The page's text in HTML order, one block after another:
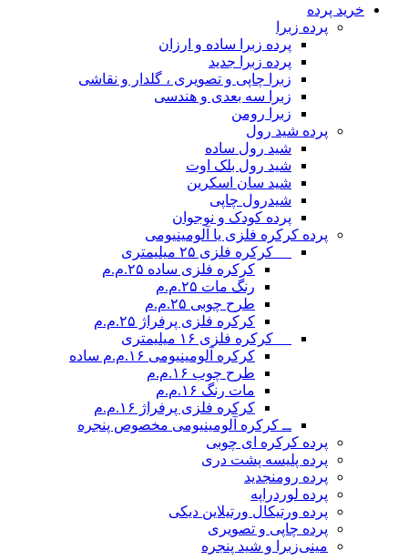
خرید پرده
پرده زبرا
پرده زبرا ساده و ارزان
پرده زبرا جدید
زبرا چاپی و تصویری ، گلدار و نقاشی
زبرا سه بعدی و هندسی
زبرا رومن
پرده شید رول
شید رول ساده
شید رول بلک اوت
شید سان اسکرین
شیدرول چاپی
پرده کودک و نوجوان
پرده کرکره فلزی یا آلومینیومی
__ کرکره فلزی ۲۵ میلیمتری
کرکره فلزی ساده ۲۵.م.م
رنگ مات ۲۵.م.م
طرح چوبی ۲۵.م.م
کرکره فلزی پرفراژ ۲۵.م.م
__ کرکره فلزی ۱۶ میلیمتری
کرکره آلومینیومی ۱۶.م.م ساده
طرح چوب ۱۶.م.م
مات رنگ ۱۶.م.م
کرکره فلزی پرفراژ ۱۶.م.م
ــ کرکره آلومینیومی مخصوص پنجره
پرده کرکره ای چوبی
پرده پلیسه پشت دری
پرده رومنجدید
پرده لوردراپه
پرده ورتیکال ورتیلاین دیکی
پرده چاپی و تصویری
مینی‌زبرا و شید پنجره